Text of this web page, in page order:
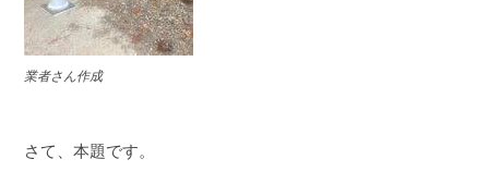
業者さん作成
さて、本題です。